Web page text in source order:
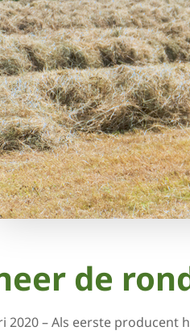
de
2020 – Als eerste